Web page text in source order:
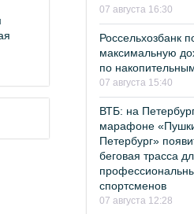
07 августа 16:30
Россельхозбанк
максимальную
по
07 августа 15:40
ВТБ: на
марафоне
Петербург»
беговая трасса
спортсменов
07 августа 12:28